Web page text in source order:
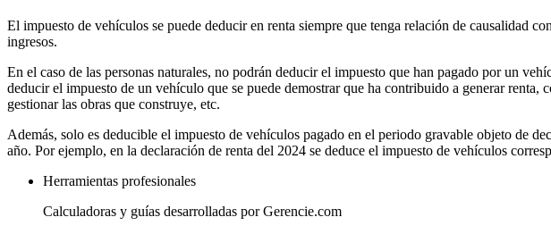
El impuesto de vehículos se puede deducir en renta siempre que tenga relación de causalidad
ingresos.
En el caso de las personas naturales, no podrán deducir el impuesto que han pagado por un
deducir el impuesto de un vehículo que se puede demostrar que ha contribuido a generar
gestionar las obras que construye, etc.
Además, solo es deducible el impuesto de vehículos pagado en el periodo gravable objeto de
año. Por ejemplo, en la declaración de renta del 2024 se deduce el impuesto de vehículos
Herramientas profesionales
Calculadoras y guías desarrolladas por Gerencie.com